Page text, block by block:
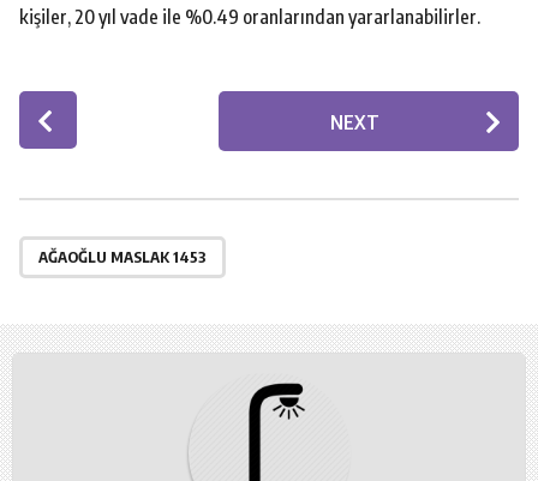
kişiler, 20 yıl vade ile %0.49 oranlarından yararlanabilirler.
P
o
t
P
i
n
NEXT
AĞAOĞLU MASLAK 1453